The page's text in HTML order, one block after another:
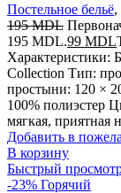
Постельное бельё,
195MDL
195 MDL.99 MDL
Характеристики:
Collection Тип:
простыни: 120 ×
100% полиэстер
мягкая, приятная
Добавить в
В корзину
Быстрый
-23% Горячий